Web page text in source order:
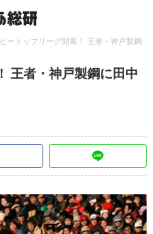
ートップリーグ開幕！ 王者・神戸製鋼
王者・神戸製鋼に田中